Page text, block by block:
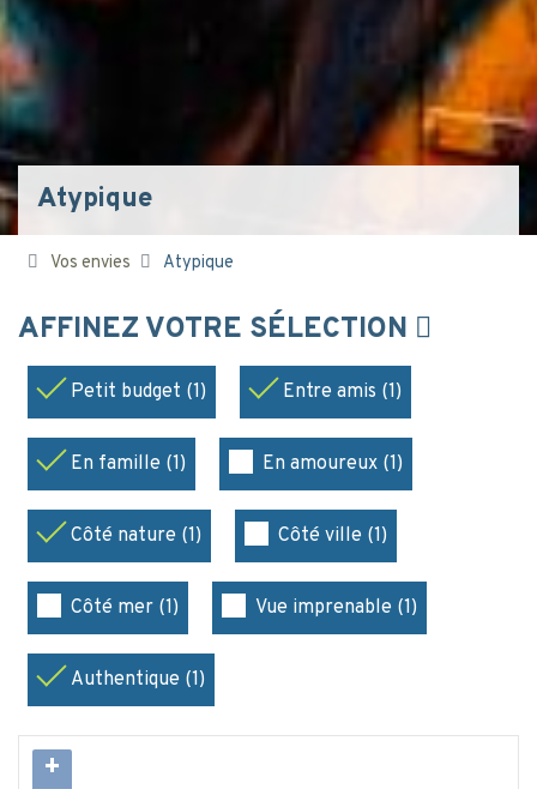
Atypique
Vos envies Atypique
AFFINEZ VOTRE SÉLECTION
Petit budget (1) Entre amis (1)
En famille (1) En amoureux (1)
Côté nature (1) Côté ville (1)
Côté mer (1) Vue imprenable (1)
Authentique (1)
+